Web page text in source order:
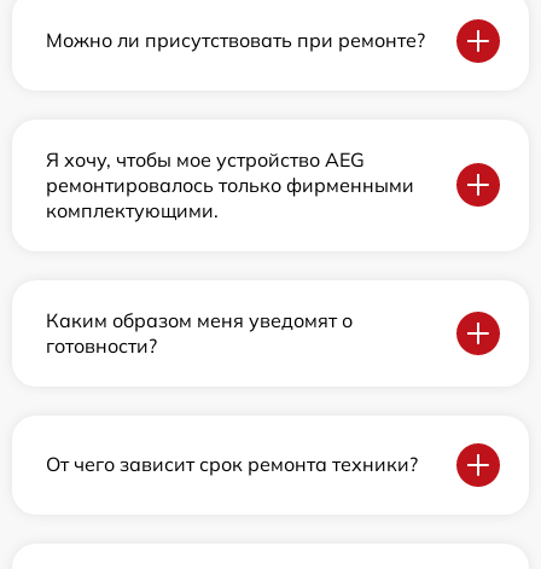
Можно ли присутствовать при ремонте?
Я хочу, чтобы мое устройство AEG
ремонтировалось только фирменными
комплектующими.
Каким образом меня уведомят о
готовности?
От чего зависит срок ремонта техники?